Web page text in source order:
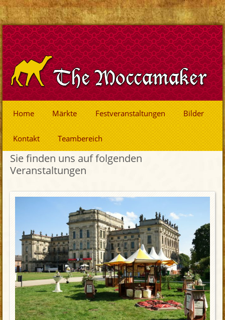
Home Märkte Festveranstaltungen Bilder
Kontakt Teambereich
Sie finden uns auf folgenden
Veranstaltungen